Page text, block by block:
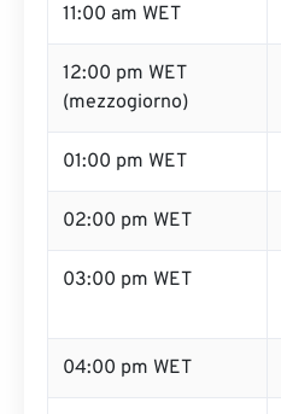
11:00 am WET
12:00 pm WET
(mezzogiorno)
01:00 pm WET
02:00 pm WET
03:00 pm WET
04:00 pm WET